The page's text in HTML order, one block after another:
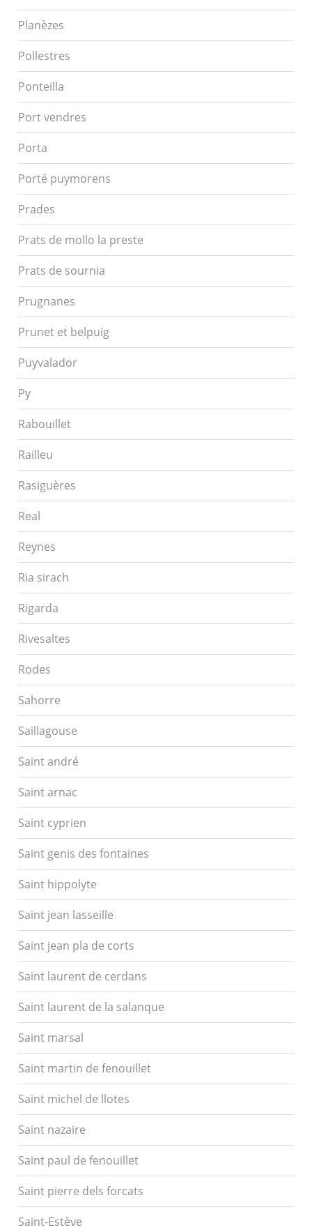
Planèzes
Pollestres
Ponteilla
Port vendres
Porta
Porté puymorens
Prades
Prats de mollo la preste
Prats de sournia
Prugnanes
Prunet et belpuig
Puyvalador
Py
Rabouillet
Railleu
Rasiguères
Real
Reynes
Ria sirach
Rigarda
Rivesaltes
Rodes
Sahorre
Saillagouse
Saint andré
Saint arnac
Saint cyprien
Saint genis des fontaines
Saint hippolyte
Saint jean lasseille
Saint jean pla de corts
Saint laurent de cerdans
Saint laurent de la salanque
Saint marsal
Saint martin de fenouillet
Saint michel de llotes
Saint nazaire
Saint paul de fenouillet
Saint pierre dels forcats
Saint-Estève